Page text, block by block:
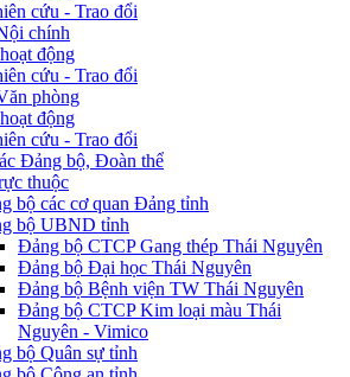
cứu - Trao đổi
chính
động
cứu - Trao đổi
phòng
động
cứu - Trao đổi
Đảng bộ, Đoàn thể
thuộc
bộ các cơ quan Đảng tỉnh
bộ UBND tỉnh
Đảng bộ CTCP Gang thép Thái Nguyên
Đảng bộ Đại học Thái Nguyên
Đảng bộ Bệnh viện TW Thái Nguyên
Đảng bộ CTCP Kim loại màu Thái
Nguyên - Vimico
bộ Quân sự tỉnh